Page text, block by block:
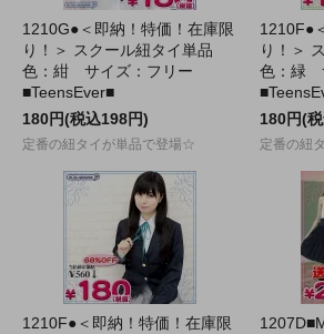
1210G●＜即納！特価！在庫限
り！＞ スクール紐タイ単品
色：紺 サイズ：フリー
■TeensEver■
180円(税込198円)
定番の紐タイが単品で登場☆
1210F●
り！＞
色：緑
180円(
定番の紐
1210F●＜即納！特価！在庫限